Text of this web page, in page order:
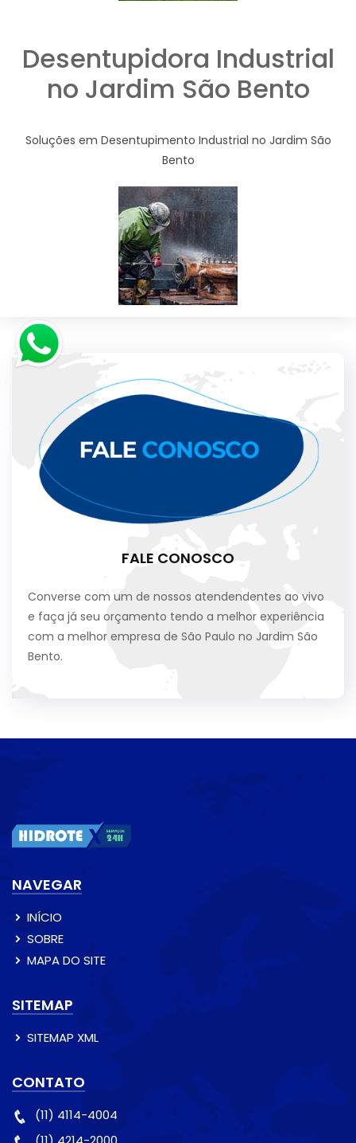
Desentupidora Industrial
no Jardim São Bento
Soluções em Desentupimento Industrial no Jardim São
Bento
FALE CONOSCO
Converse com um de nossos atendendentes ao vivo
e faça já seu orçamento tendo a melhor experiência
com a melhor empresa de São Paulo no Jardim São
Bento.
NAVEGAR
INÍCIO
SOBRE
MAPA DO SITE
SITEMAP
SITEMAP XML
CONTATO
(11) 4114-4004